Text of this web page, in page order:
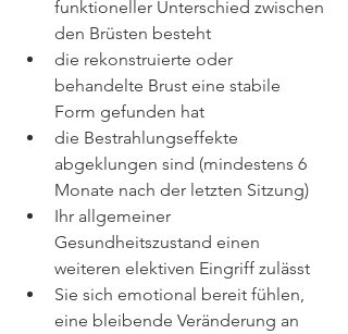
funktioneller Unterschied zwischen
den Brüsten besteht
die rekonstruierte oder
behandelte Brust eine stabile
Form gefunden hat
die Bestrahlungseffekte
abgeklungen sind (mindestens 6
Monate nach der letzten Sitzung)
Ihr allgemeiner
Gesundheitszustand einen
weiteren elektiven Eingriff zulässt
Sie sich emotional bereit fühlen,
eine bleibende Veränderung an